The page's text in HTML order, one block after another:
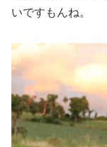
いですもんね。